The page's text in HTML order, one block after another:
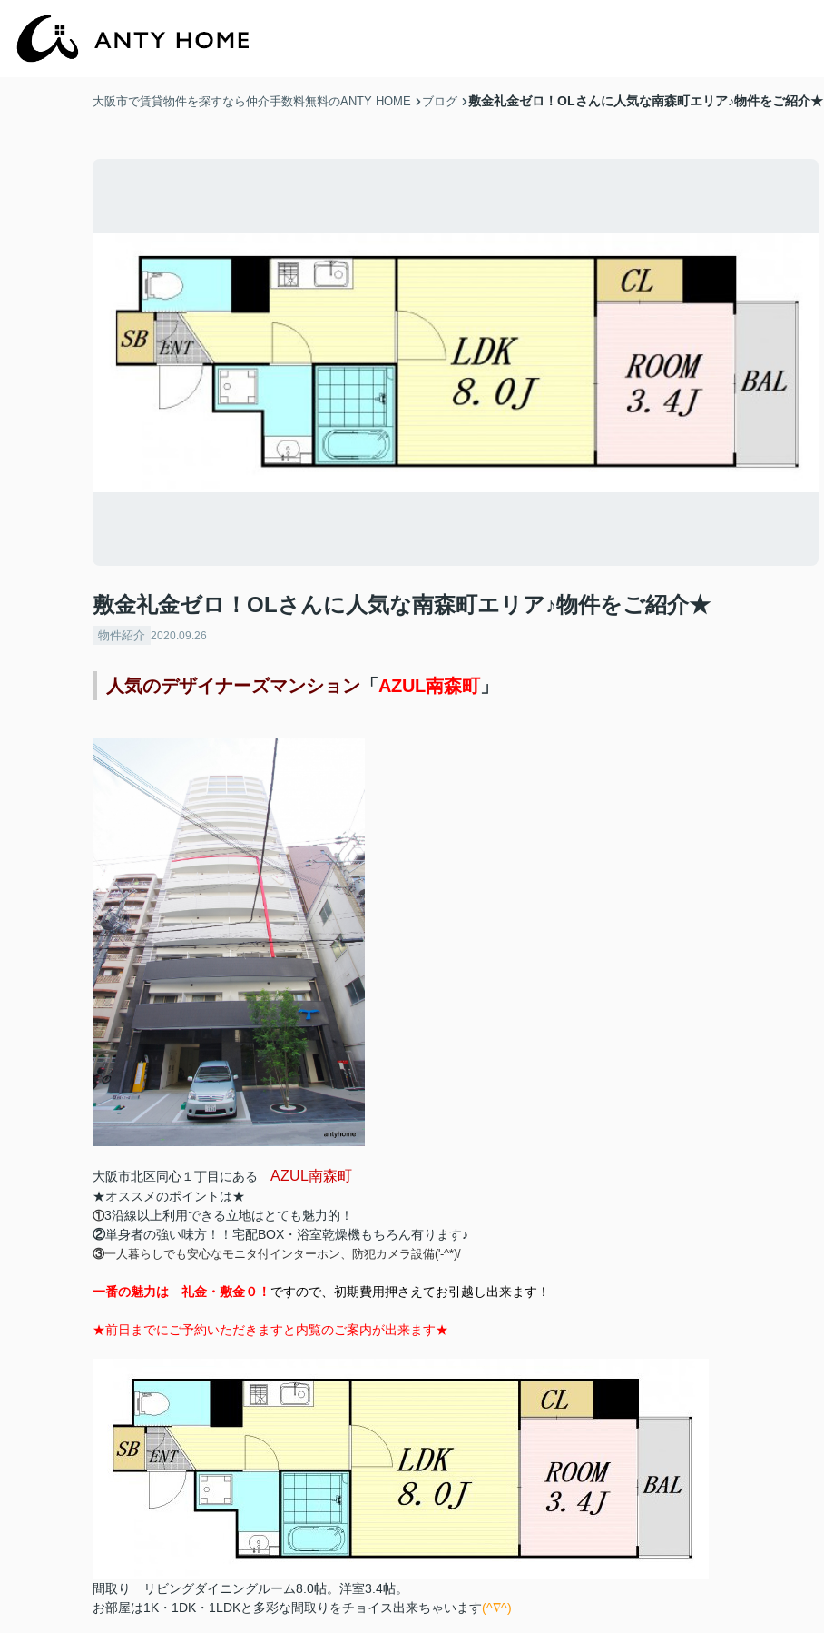
大阪市で賃貸物件を探すなら仲介手数料無料のANTY HOME ブログ 敷金礼金ゼロ！OLさんに人気な南森町エリア♪物件をご紹介★
敷金礼金ゼロ！OLさんに人気な南森町エリア♪物件をご紹介★
物件紹介 2020.09.26
人気のデザイナーズマンション 「 AZUL南森町」
大阪市北区同心１丁目にある AZUL南森町
★オススメのポイントは★
①3沿線以上利用できる立地はとても魅力的！
②単身者の強い味方！！宅配BOX・浴室乾燥機もちろん有ります♪
③一人暮らしでも安心なモニタ付インターホン、防犯カメラ設備('-^*)/
一番の魅力は 礼金・敷金０！ ですので、初期費用押さえてお引越し出来ます！
★前日までにご予約いただきますと内覧のご案内が出来ます★
間取り リビングダイニングルーム8.0帖。洋室3.4帖。
お部屋は1K・1DK・1LDKと多彩な間取りをチョイス出来ちゃいます(^∇^)